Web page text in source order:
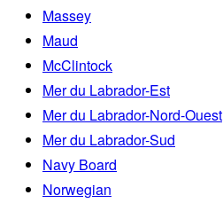
Massey
Maud
McClintock
Mer du Labrador-Est
Mer du Labrador-Nord-Ouest
Mer du Labrador-Sud
Navy Board
Norwegian